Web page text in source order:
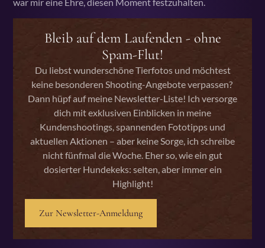
war mir eine Ehre, diesen Moment festzuhalten.
Bleib auf dem Laufenden - ohne
Spam-Flut!
Du liebst wunderschöne Tierfotos und möchtest
keine besonderen Shooting-Angebote verpassen?
Dann hüpf auf meine Newsletter-Liste! Ich versorge
dich mit exklusiven Einblicken in meine
Kundenshootings, spannenden Fototipps und
aktuellen Aktionen – aber keine Sorge, ich schreibe
nicht fünfmal die Woche. Eher so, wie ein gut
dosierter Hundekeks: selten, aber immer ein
Highlight!
Zur Newsletter-Anmeldung